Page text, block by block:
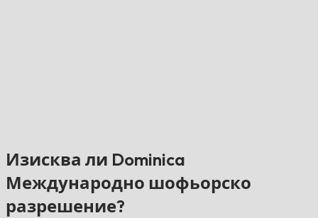
Изисква ли Dominica
Международно шофьорско
разрешение?